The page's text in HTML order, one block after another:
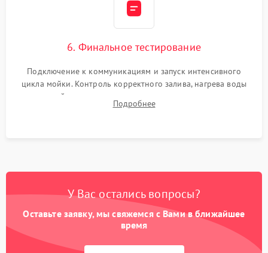
6. Финальное тестирование
Подключение к коммуникациям и запуск интенсивного
цикла мойки. Контроль корректного залива, нагрева воды
до нужной температуры, отсутствия посторонних шумов,
штатного слива и абсолютной сухости в поддоне.
Подробнее
У Вас остались вопросы?
Оставьте заявку, мы свяжемся с Вами в ближайшее
время